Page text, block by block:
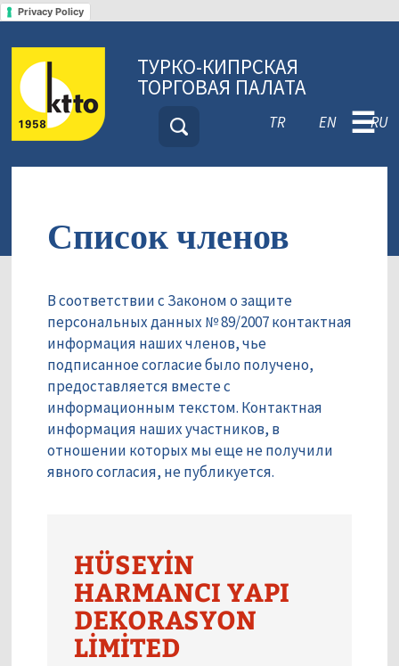
Privacy Policy
ТУРКО-КИПРСКАЯ
ТОРГОВАЯ ПАЛАТА
TR EN RU
☰
Список членов
В соответствии с Законом о защите
персональных данных № 89/2007 контактная
информация наших членов, чье
подписанное согласие было получено,
предоставляется вместе с
информационным текстом. Контактная
информация наших участников, в
отношении которых мы еще не получили
явного согласия, не публикуется.
HÜSEYİN
HARMANCI YAPI
DEKORASYON
LİMİTED